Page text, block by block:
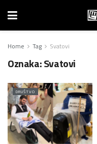
Home Tag Svatovi
Oznaka:Svatovi
DRUŠTVO